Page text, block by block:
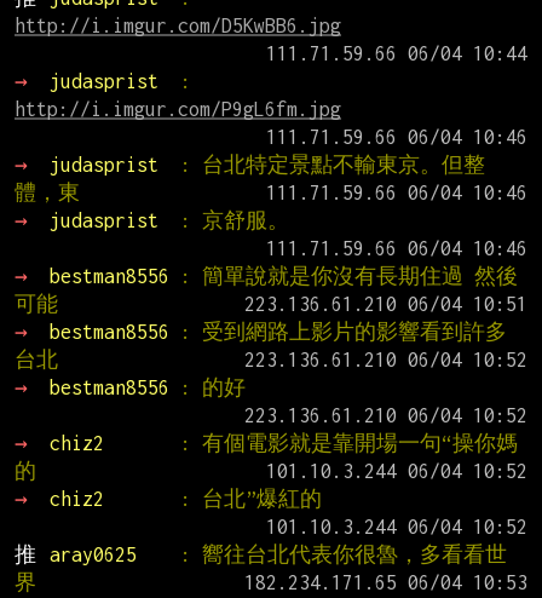
http://i.imgur.com/D5KwBB6.jpg
→
judasprist
http://i.imgur.com/P9gL6fm.jpg
→
judasprist
: 台北特定景點不輸東京。但整
體，東
→
judasprist
: 京舒服。
→
bestman8556
: 簡單說就是你沒有長期住過 然後
可能
→
bestman8556
: 受到網路上影片的影響看到許多
台北
→
bestman8556
: 的好
→
chiz2
: 有個電影就是靠開場一句“操你媽
的
→
chiz2
: 台北”爆紅的
推
aray0625
: 嚮往台北代表你很魯，多看看世
界